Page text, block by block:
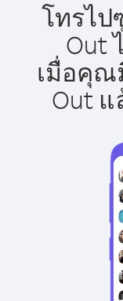
โทรไป
Out
เมื่อคุณ
Out